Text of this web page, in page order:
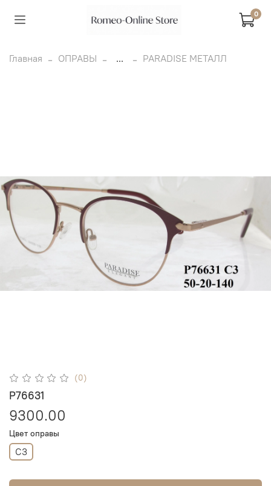
0
Главная ОПРАВЫ ... PARADISE МЕТАЛЛ
(0)
P76631
9300.00
Цвет оправы
C3